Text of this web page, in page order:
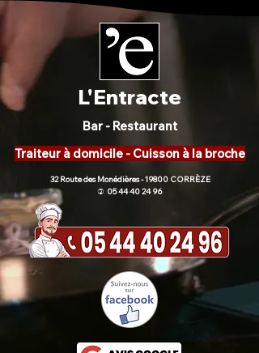
L'Entracte
Bar - Restaurant
Traiteur à domicile - Cuisson à la broche
32 Route des Monédières - 19800 CORRÈZE
) 05 44 40 24 96